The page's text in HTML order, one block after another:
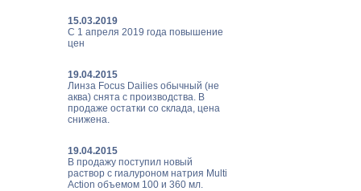
15.03.2019
С 1 апреля 2019 года повышение
цен
19.04.2015
Линза Focus Dailies обычный (не
аква) снята с производства. В
продаже остатки со склада, цена
снижена.
19.04.2015
В продажу поступил новый
раствор с гиалуроном натрия Multi
Action объемом 100 и 360 мл.